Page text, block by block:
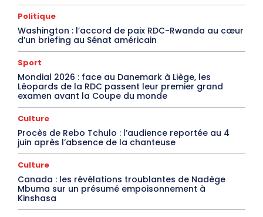
Politique
Washington : l’accord de paix RDC-Rwanda au cœur
d’un briefing au Sénat américain
Sport
Mondial 2026 : face au Danemark à Liège, les
Léopards de la RDC passent leur premier grand
examen avant la Coupe du monde
Culture
Procès de Rebo Tchulo : l’audience reportée au 4
juin après l’absence de la chanteuse
Culture
Canada : les révélations troublantes de Nadège
Mbuma sur un présumé empoisonnement à
Kinshasa